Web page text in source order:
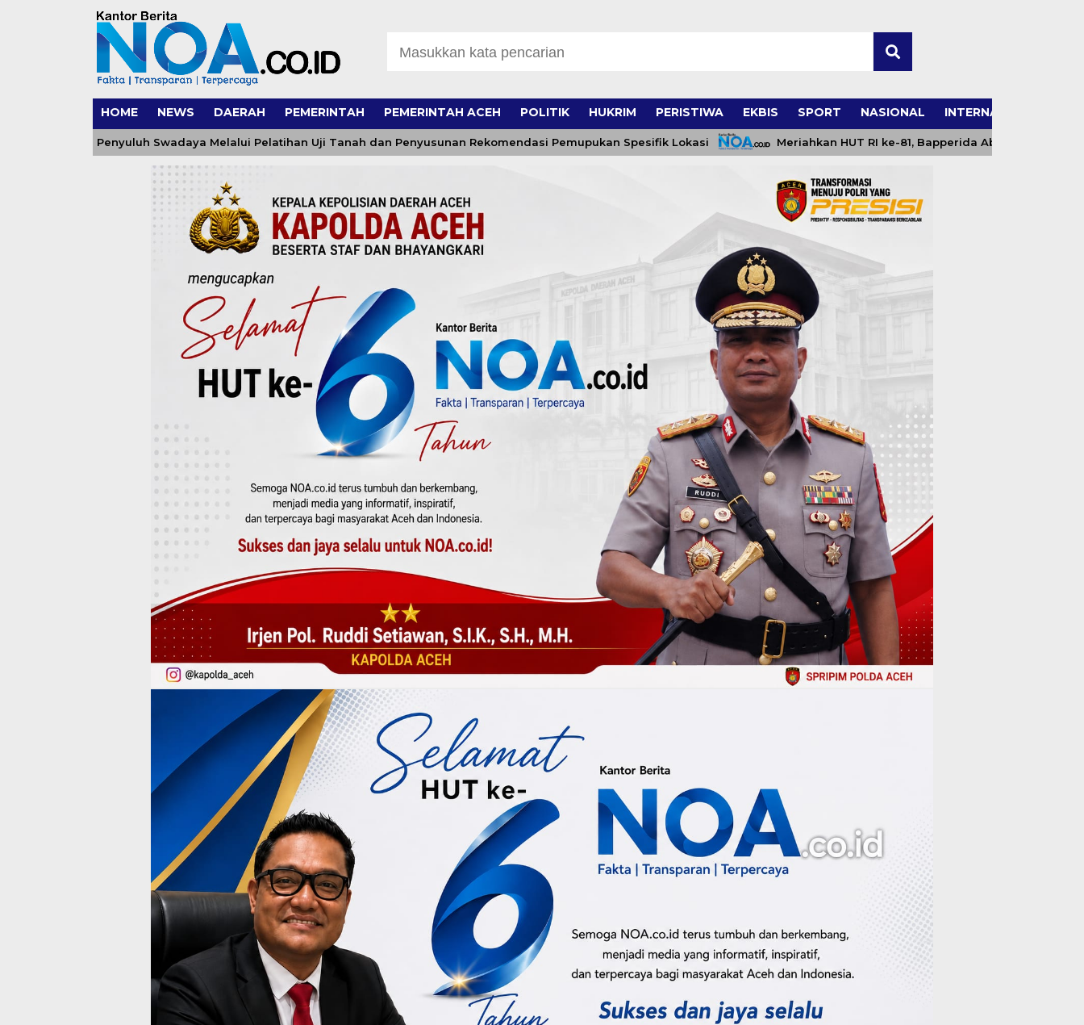
HOME NEWS DAERAH PEMERINTAH PEMERINTAH ACEH POLITIK HUKRIM PERISTIWA EKBIS SPORT NASIONAL INTERNASIONAL
Penyuluh Swadaya Melalui Pelatihan Uji Tanah dan Penyusunan Rekomendasi Pemupukan Spesifik Lokasi Meriahkan HUT RI ke-81, Bapperida Abdya Siapkan Sejumlah